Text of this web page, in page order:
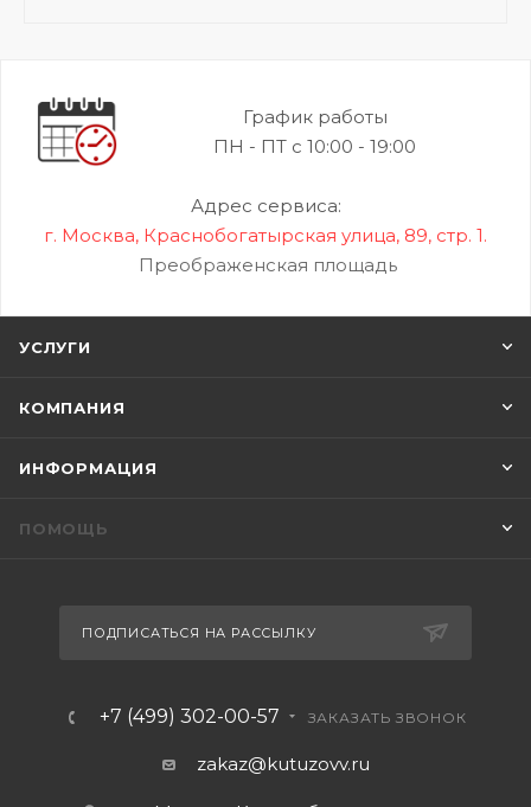
График работы
ПН - ПТ с 10:00 - 19:00
Адрес сервиса:
г. Москва, Краснобогатырская улица, 89, стр. 1.
Преображенская площадь
УСЛУГИ
КОМПАНИЯ
ИНФОРМАЦИЯ
ПОМОЩЬ
ПОДПИСАТЬСЯ НА РАССЫЛКУ
+7 (499) 302-00-57 ЗАКАЗАТЬ ЗВОНОК
zakaz@kutuzovv.ru